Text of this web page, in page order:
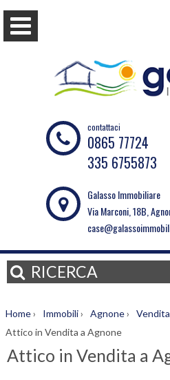
contattaci
0865 77724
335 6755873
Galasso Immobiliare
Via Marconi, 18B,
RICERCA
Home› Immobili› Agnone› Vendita
Attico in Vendita a Agnone
Attico in Vendita a